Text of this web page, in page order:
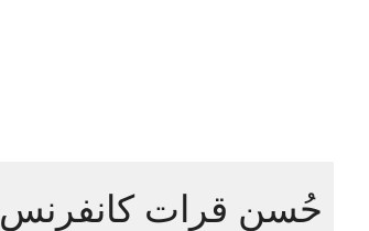
حُسنِ قرات کانفرنس